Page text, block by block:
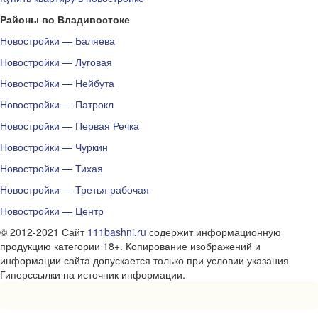
Районы во Владивостоке
Новостройки — Баляева
Новостройки — Луговая
Новостройки — Нейбута
Новостройки — Патрокл
Новостройки — Первая Речка
Новостройки — Чуркин
Новостройки — Тихая
Новостройки — Третья рабочая
Новостройки — Центр
© 2012-2021 Сайт 111bashni.ru содержит информационную
продукцию категории 18+. Копирование изображений и
информации сайта допускается только при условии указания
Гиперссылки на источник информации.